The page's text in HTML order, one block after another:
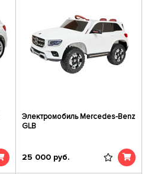
Электромобиль Mercedes-Benz
GLB
25 000 руб.